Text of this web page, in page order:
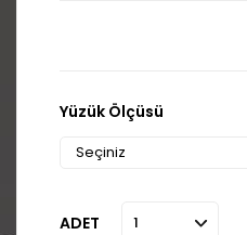
Yüzük Ölçüsü
ADET